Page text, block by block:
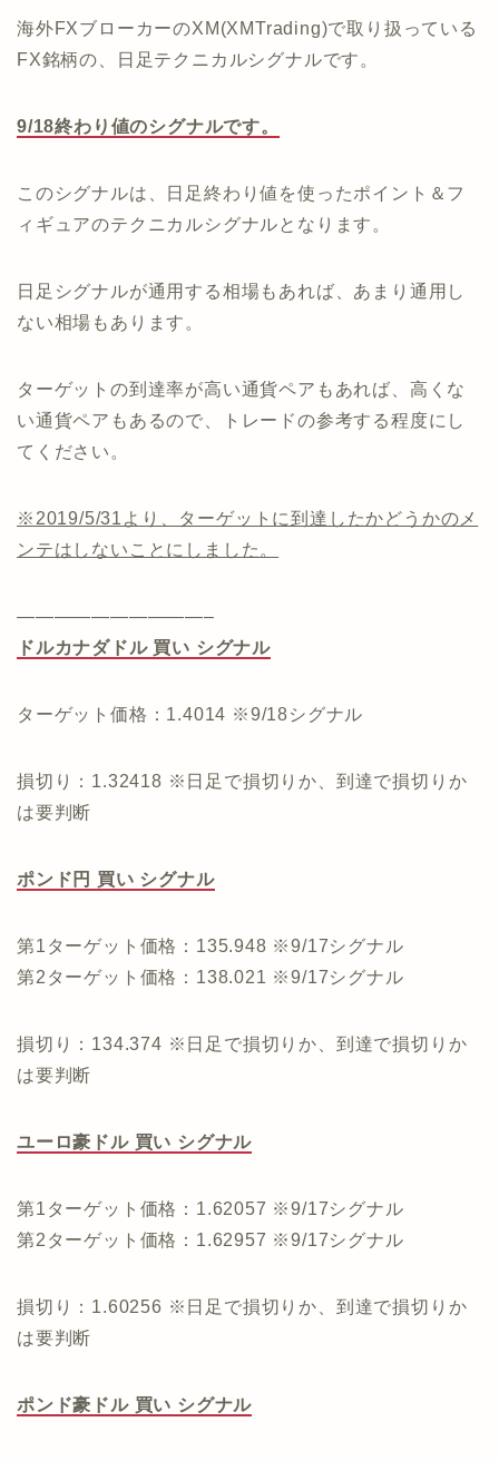
海外FXブローカーのXM(XMTrading)で取り扱っている
FX銘柄の、日足テクニカルシグナルです。
9/18終わり値のシグナルです。
このシグナルは、日足終わり値を使ったポイント＆フ
ィギュアのテクニカルシグナルとなります。
日足シグナルが通用する相場もあれば、あまり通用し
ない相場もあります。
ターゲットの到達率が高い通貨ペアもあれば、高くな
い通貨ペアもあるので、トレードの参考する程度にし
てください。
※2019/5/31より、ターゲットに到達したかどうかのメ
ンテはしないことにしました。
——————————–
ドルカナダドル 買い シグナル
ターゲット価格：1.4014 ※9/18シグナル
損切り：1.32418 ※日足で損切りか、到達で損切りか
は要判断
ポンド円 買い シグナル
第1ターゲット価格：135.948 ※9/17シグナル
第2ターゲット価格：138.021 ※9/17シグナル
損切り：134.374 ※日足で損切りか、到達で損切りか
は要判断
ユーロ豪ドル 買い シグナル
第1ターゲット価格：1.62057 ※9/17シグナル
第2ターゲット価格：1.62957 ※9/17シグナル
損切り：1.60256 ※日足で損切りか、到達で損切りか
は要判断
ポンド豪ドル 買い シグナル